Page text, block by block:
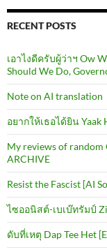
RECENT POSTS
เอาไงดีครับผู้ว่าฯ Ow
Should We Do,
Note on AI translation
อยากให้เธอได้ยิน Yaak
My reviews of random
ARCHIVE
Resist the Fascist [AI
ไซออนิสต์-เบเบ๊ทรัมป์
ดับที่เหตุ Dap Tee Het